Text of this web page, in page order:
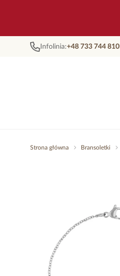
Infolinia:+48 733 744 810
Strona główna Bransoletki